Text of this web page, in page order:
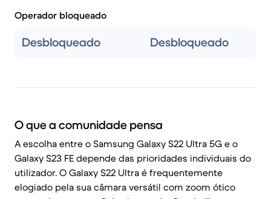
Operador bloqueado
Desbloqueado Desbloqueado
O que a comunidade pensa
A escolha entre o Samsung Galaxy S22 Ultra 5G e o
Galaxy S23 FE depende das prioridades individuais do
utilizador. O Galaxy S22 Ultra é frequentemente
elogiado pela sua câmara versátil com zoom ótico